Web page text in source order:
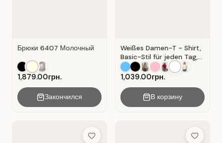
Брюки 6407 Молочный
1,879.00грн.
Закончился
Weißes Damen-T - Shirt,
Basic-Stil für jeden Tag,
Material: Weißer Kater
1,039.00грн.
В корзину
Add to Wish List Add to